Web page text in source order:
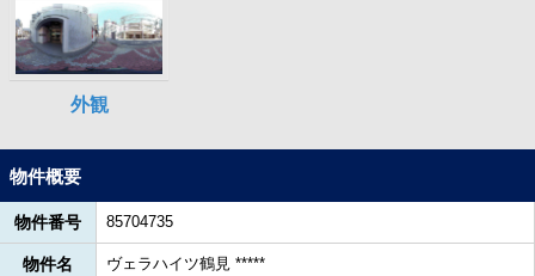
物件概要
物件番号 85704735
物件名 ヴェラハイツ鶴見 *****